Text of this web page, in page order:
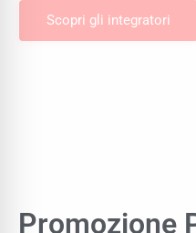
Scopri gli integratori
Promozione